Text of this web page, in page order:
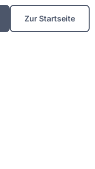
Zur Startseite